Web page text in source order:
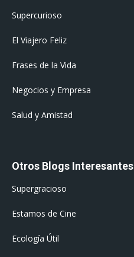
Supercurioso
El Viajero Feliz
Frases de la Vida
Negocios y Empresa
Salud y Amistad
Otros Blogs Interesantes
Supergracioso
Estamos de Cine
Ecología Útil